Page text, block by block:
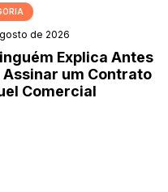
de 2026
Explica Antes
Assinar um Contrato
Comercial